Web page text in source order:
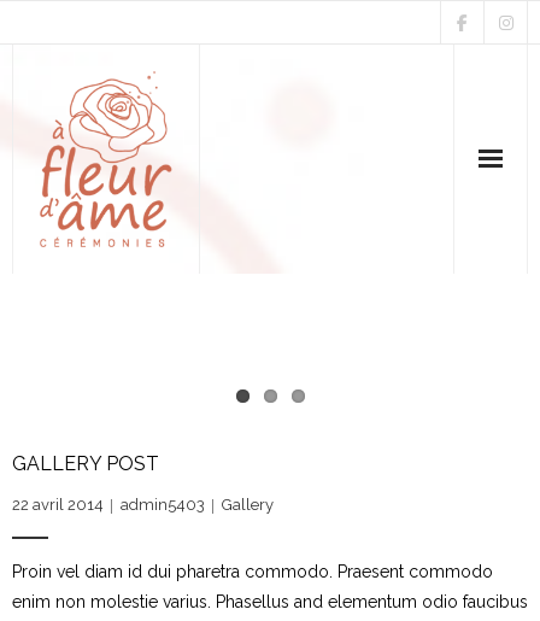
Funérailles & Hommage
GALLERY POST
22 avril 2014 admin5403 Gallery
Proin vel diam id dui pharetra commodo. Praesent commodo
enim non molestie varius. Phasellus and elementum odio faucibus